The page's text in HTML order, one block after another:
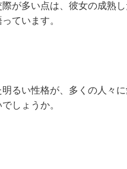
が多い点は、彼女の成熟
ています。
明るい性格が、多くの人々
しょうか。